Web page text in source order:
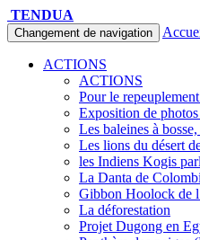
TENDUA
Changement de navigation
ACTIONS
ACTIONS
Pour le
Exposition de
Les baleines à
Les lions du désert
les Indiens Kogis
La Danta de
Gibbon Hoolock de
La déforestation
Projet Dugong en